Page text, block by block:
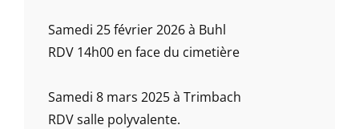
Samedi 25 février 2026 à Buhl
RDV 14h00 en face du cimetière
Samedi 8 mars 2025 à Trimbach
RDV salle polyvalente.